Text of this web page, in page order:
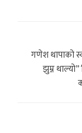
गणेश थापाको
झुम्न